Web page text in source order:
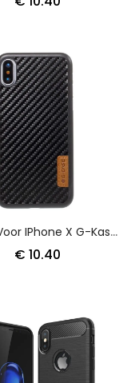
Hoesje Voor IPhone X G-Kast Van Koolstofvezel
€ 10.40